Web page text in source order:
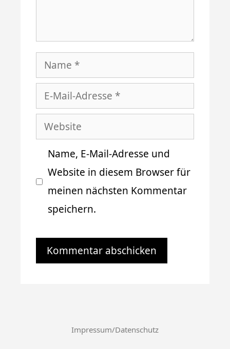
Name
Mail-
Adresse
Website
Name, E-Mail-Adresse und
Website in diesem Browser für
meinen nächsten Kommentar
speichern.
Impressum/Datenschutz